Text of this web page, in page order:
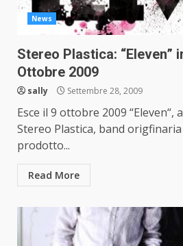
News
Stereo Plastica: “Eleven”
Ottobre 2009
sally Settembre 28, 2009
Esce il 9 ottobre 2009 “Eleven“,
Stereo Plastica, band origfinaria
prodotto...
Read More